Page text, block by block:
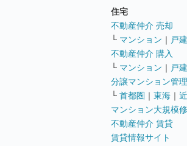
住宅
不動産仲介 売却
└ マンション ｜ 戸
不動産仲介 購入
└ マンション ｜ 戸
分譲マンション管
└ 首都圏 ｜ 東海 ｜
マンション大規模
不動産仲介 賃貸
賃貸情報サイト